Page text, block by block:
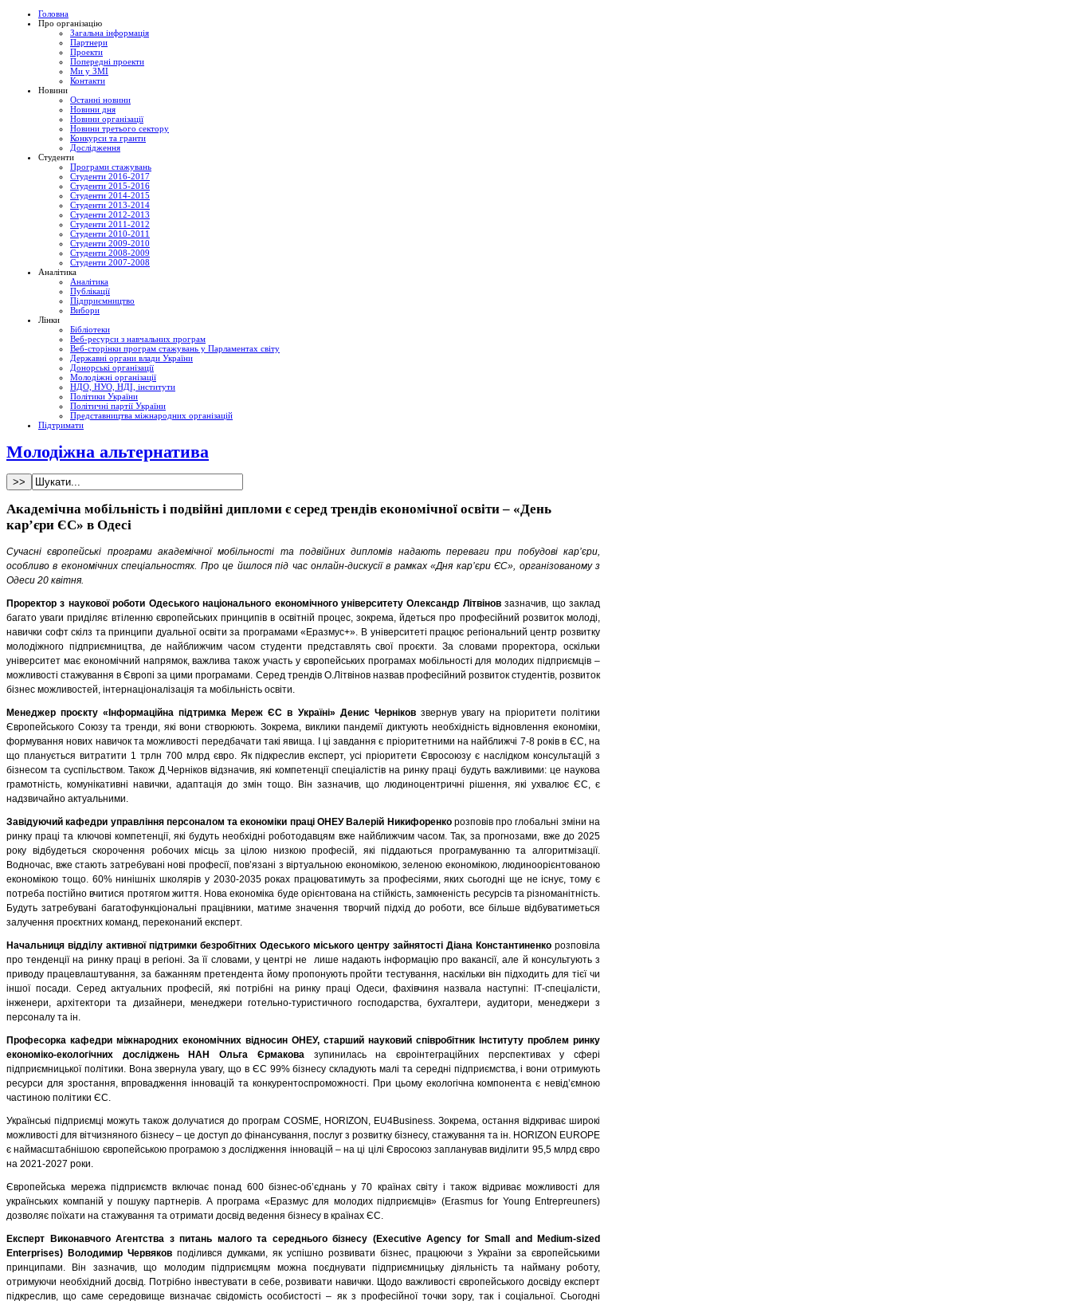
Головна
Про організацію
Загальна інформація
Партнери
Проекти
Попередні проекти
Ми у ЗМІ
Контакти
Новини
Останні новини
Новини дня
Новини організації
Новини третього сектору
Конкурси та гранти
Дослідження
Студенти
Програми стажувань
Студенти 2016-2017
Студенти 2015-2016
Студенти 2014-2015
Студенти 2013-2014
Студенти 2012-2013
Студенти 2011-2012
Студенти 2010-2011
Студенти 2009-2010
Студенти 2008-2009
Студенти 2007-2008
Аналітика
Аналітика
Публікації
Підприємництво
Вибори
Лінки
Бібліотеки
Веб-ресурси з навчальних програм
Веб-сторінки програм стажувань у Парламентах світу
Державні органи влади України
Донорські організації
Молодіжні організації
НДО, НУО, НДІ, інститути
Політики України
Політичні партії України
Представництва міжнародних організацій
Підтримати
Молодіжна альтернатива
Академічна мобільність і подвійні дипломи є серед трендів економічної освіти – «День
кар’єри ЄС» в Одесі
Сучасні європейські програми академічної мобільності та подвійних дипломів надають переваги при побудові кар’єри,
особливо в економічних спеціальностях. Про це йшлося під час онлайн-дискусії в рамках «Дня кар’єри ЄС», організованому з
Одеси 20 квітня.
Проректор з наукової роботи Одеського національного економічного університету Олександр Літвіновзазначив, що заклад
багато уваги приділяє втіленню європейських принципів в освітній процес, зокрема, йдеться про професійний розвиток молоді,
навички софт скілз та принципи дуальної освіти за програмами «Еразмус+». В університеті працює регіональний центр розвитку
молодіжного підприємництва, де найближчим часом студенти представлять свої проєкти. За словами проректора, оскільки
університет має економічний напрямок, важлива також участь у європейських програмах мобільності для молодих підприємців –
можливості стажування в Європі за цими програмами. Серед трендів О.Літвінов назвав професійний розвиток студентів, розвиток
бізнес можливостей, інтернаціоналізація та мобільність освіти.
Менеджер проєкту «Інформаційна підтримка Мереж ЄС в Україні» Денис Черніковзвернув увагу на пріоритети політики
Європейського Союзу та тренди, які вони створюють. Зокрема, виклики пандемії диктують необхідність відновлення економіки,
формування нових навичок та можливості передбачати такі явища. І ці завдання є пріоритетними на найближчі 7-8 років в ЄС, на
що планується витратити 1 трлн 700 млрд євро. Як підкреслив експерт, усі пріоритети Євросоюзу є наслідком консультацій з
бізнесом та суспільством. Також Д.Черніков відзначив, які компетенції спеціалістів на ринку праці будуть важливими: це наукова
грамотність, комунікативні навички, адаптація до змін тощо. Він зазначив, що людиноцентричні рішення, які ухвалює ЄС, є
надзвичайно актуальними.
Завідуючий кафедри управління персоналом та економіки праці ОНЕУ Валерій Никифоренкорозповів про глобальні зміни на
ринку праці та ключові компетенції, які будуть необхідні роботодавцям вже найближчим часом. Так, за прогнозами, вже до 2025
року відбудеться скорочення робочих місць за цілою низкою професій, які піддаються програмуванню та алгоритмізації.
Водночас, вже стають затребувані нові професії, пов’язані з віртуальною економікою, зеленою економікою, людиноорієнтованою
економікою тощо. 60% нинішніх школярів у 2030-2035 роках працюватимуть за професіями, яких сьогодні ще не існує, тому є
потреба постійно вчитися протягом життя. Нова економіка буде орієнтована на стійкість, замкненість ресурсів та різноманітність.
Будуть затребувані багатофункціональні працівники, матиме значення творчий підхід до роботи, все більше відбуватиметься
залучення проєктних команд, переконаний експерт.
Начальниця відділу активної підтримки безробітних Одеського міського центру зайнятості Діана Константиненко розповіла
про тенденції на ринку праці в регіоні. За її словами, у центрі не лише надають інформацію про вакансії, але й консультують з
приводу працевлаштування, за бажанням претендента йому пропонують пройти тестування, наскільки він підходить для тієї чи
іншої посади. Серед актуальних професій, які потрібні на ринку праці Одеси, фахівчиня назвала наступні: ІТ-спеціалісти,
інженери, архітектори та дизайнери, менеджери готельно-туристичного господарства, бухгалтери, аудитори, менеджери з
персоналу та ін.
Професорка кафедри міжнародних економічних відносин ОНЕУ, старший науковий співробітник Інституту проблем ринку
економіко-екологічних досліджень НАН Ольга Єрмаковазупинилась на євроінтеграційних перспективах у сфері
підприємницької політики. Вона звернула увагу, що в ЄС 99% бізнесу складують малі та середні підприємства, і вони отримують
ресурси для зростання, впровадження інновацій та конкурентоспроможності. При цьому екологічна компонента є невід’ємною
частиною політики ЄС.
Українські підприємці можуть також долучатися до програм COSME, HORIZON, EU4Business. Зокрема, остання відкриває широкі
можливості для вітчизняного бізнесу – це доступ до фінансування, послуг з розвитку бізнесу, стажування та ін. HORIZON EUROPE
є наймасштабнішою європейською програмою з дослідження інновацій – на ці цілі Євросоюз запланував виділити 95,5 млрд євро
на 2021-2027 роки.
Європейська мережа підприємств включає понад 600 бізнес-об’єднань у 70 країнах світу і також відриває можливості для
українських компаній у пошуку партнерів. А програма «Еразмус для молодих підприємців» (Erasmus for Young Entrepreuners)
дозволяє поїхати на стажування та отримати досвід ведення бізнесу в країнах ЄС.
Експерт Виконавчого Агентства з питань малого та середнього бізнесу (Executive Agency for Small and Medium-sized
Enterprises) Володимир Червяков поділився думками, як успішно розвивати бізнес, працюючи з України за європейськими
принципами. Він зазначив, що молодим підприємцям можна поєднувати підприємницьку діяльність та найману роботу,
отримуючи необхідний досвід. Потрібно інвестувати в себе, розвивати навички. Щодо важливості європейського досвіду експерт
підкреслив, що саме середовище визначає свідомість особистості – як з професійної точки зору, так і соціальної. Сьогодні